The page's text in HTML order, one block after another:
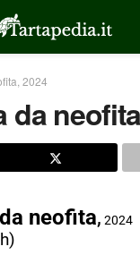
2024
da
neofita, 2024